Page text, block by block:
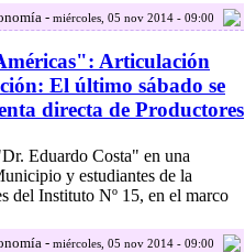
- miércoles, 05 nov 2014 - 09:00
Articulación
El último sábado se
directa de Productores
Eduardo Costa" en una
y estudiantes de la
del Instituto Nº 15, en el marco
- miércoles, 05 nov 2014 - 09:00